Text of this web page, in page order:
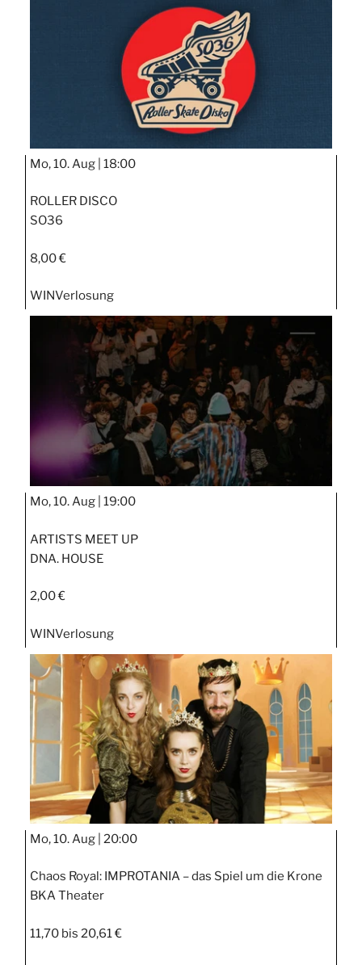
Mo, 10. Aug | 18:00
ROLLER DISCO
SO36
8,00 €
WINVerlosung
Mo, 10. Aug | 19:00
ARTISTS MEET UP
DNA. HOUSE
2,00 €
WINVerlosung
Mo, 10. Aug | 20:00
Chaos Royal: IMPROTANIA – das Spiel um die Krone
BKA Theater
11,70 bis 20,61 €